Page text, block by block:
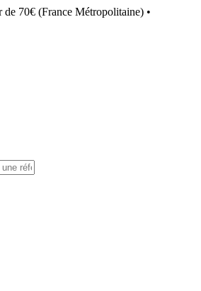
70€ (France Métropolitaine) •